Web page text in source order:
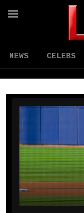
NEWS CELEBS